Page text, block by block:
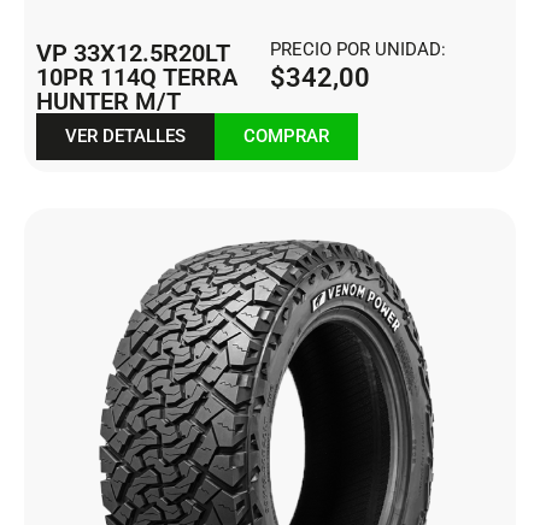
VP 33X12.5R20LT
10PR 114Q TERRA
HUNTER M/T
PRECIO POR UNIDAD:
$342,00
VER DETALLES COMPRAR